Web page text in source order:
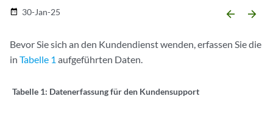
date_range 30-Jan-25 arrow_backward arrow_forward
Bevor Sie sich an den Kundendienst wenden, erfassen Sie die
in Tabelle 1 aufgeführten Daten.
Tabelle 1: Datenerfassung für den Kundensupport